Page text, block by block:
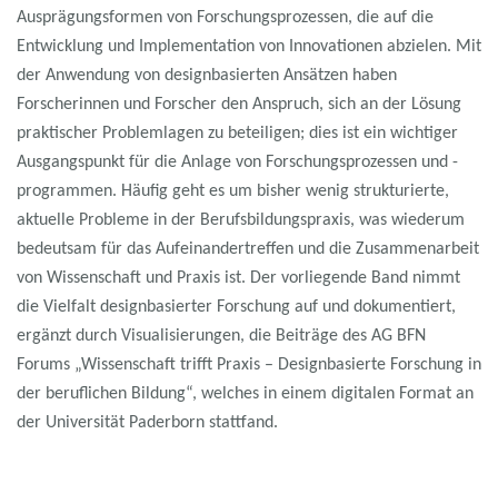
Ausprägungsformen von Forschungsprozessen, die auf die
Entwicklung und Implementation von Innovationen abzielen. Mit
der Anwendung von designbasierten Ansätzen haben
Forscherinnen und Forscher den Anspruch, sich an der Lösung
praktischer Problemlagen zu beteiligen; dies ist ein wichtiger
Ausgangspunkt für die Anlage von Forschungsprozessen und -
programmen. Häufig geht es um bisher wenig strukturierte,
aktuelle Probleme in der Berufsbildungspraxis, was wiederum
bedeutsam für das Aufeinandertreffen und die Zusammenarbeit
von Wissenschaft und Praxis ist. Der vorliegende Band nimmt
die Vielfalt designbasierter Forschung auf und dokumentiert,
ergänzt durch Visualisierungen, die Beiträge des AG BFN
Forums „Wissenschaft trifft Praxis – Designbasierte Forschung in
der beruflichen Bildung“, welches in einem digitalen Format an
der Universität Paderborn stattfand.